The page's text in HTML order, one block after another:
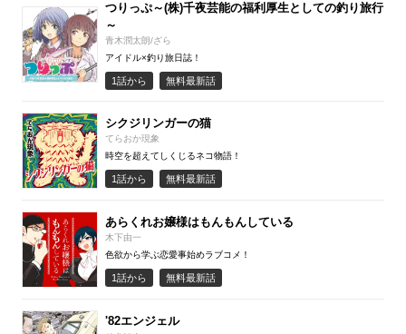
つりっぷ～(株)千夜芸能の福利厚生としての釣り旅行
～
青木潤太朗/ざら
アイドル×釣り旅日誌！
1話から 無料最新話
シクジリンガーの猫
てらおか現象
時空を超えてしくじるネコ物語！
1話から 無料最新話
あらくれお嬢様はもんもんしている
木下由一
色欲から学ぶ恋愛事始めラブコメ！
1話から 無料最新話
'82エンジェル